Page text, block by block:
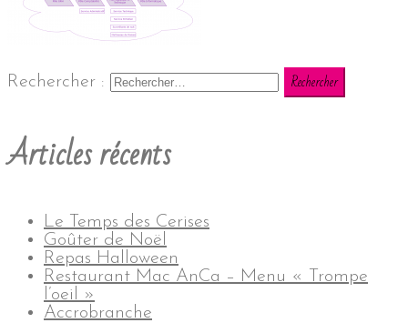
Rechercher :
Articles récents
Le Temps des Cerises
Goûter de Noël
Repas Halloween
Restaurant Mac AnCa – Menu « Trompe
l’oeil »
Accrobranche